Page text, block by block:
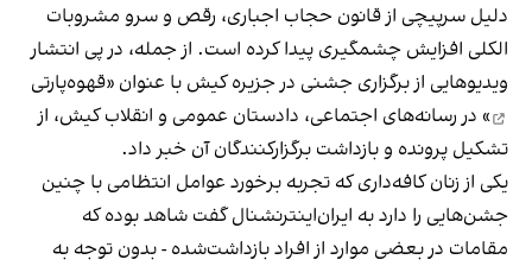
دلیل سرپیچی از قانون حجاب اجباری، رقص و سرو مشروبات
الکلی افزایش چشمگیری پیدا کرده است. از جمله، در پی انتشار
ویدیوهایی از برگزاری جشنی در جزیره کیش با عنوان «قهوه‌پارتی
» در رسانه‌های اجتماعی، دادستان عمومی و انقلاب کیش، از
تشکیل پرونده و بازداشت برگزارکنندگان آن خبر داد.
یکی از زنان کافه‌داری که تجربه برخورد عوامل انتظامی با چنین
جشن‌هایی را دارد به ایران‌اینترنشنال گفت شاهد بوده که
مقامات در بعضی موارد از افراد بازداشت‌‌شده - بدون توجه به